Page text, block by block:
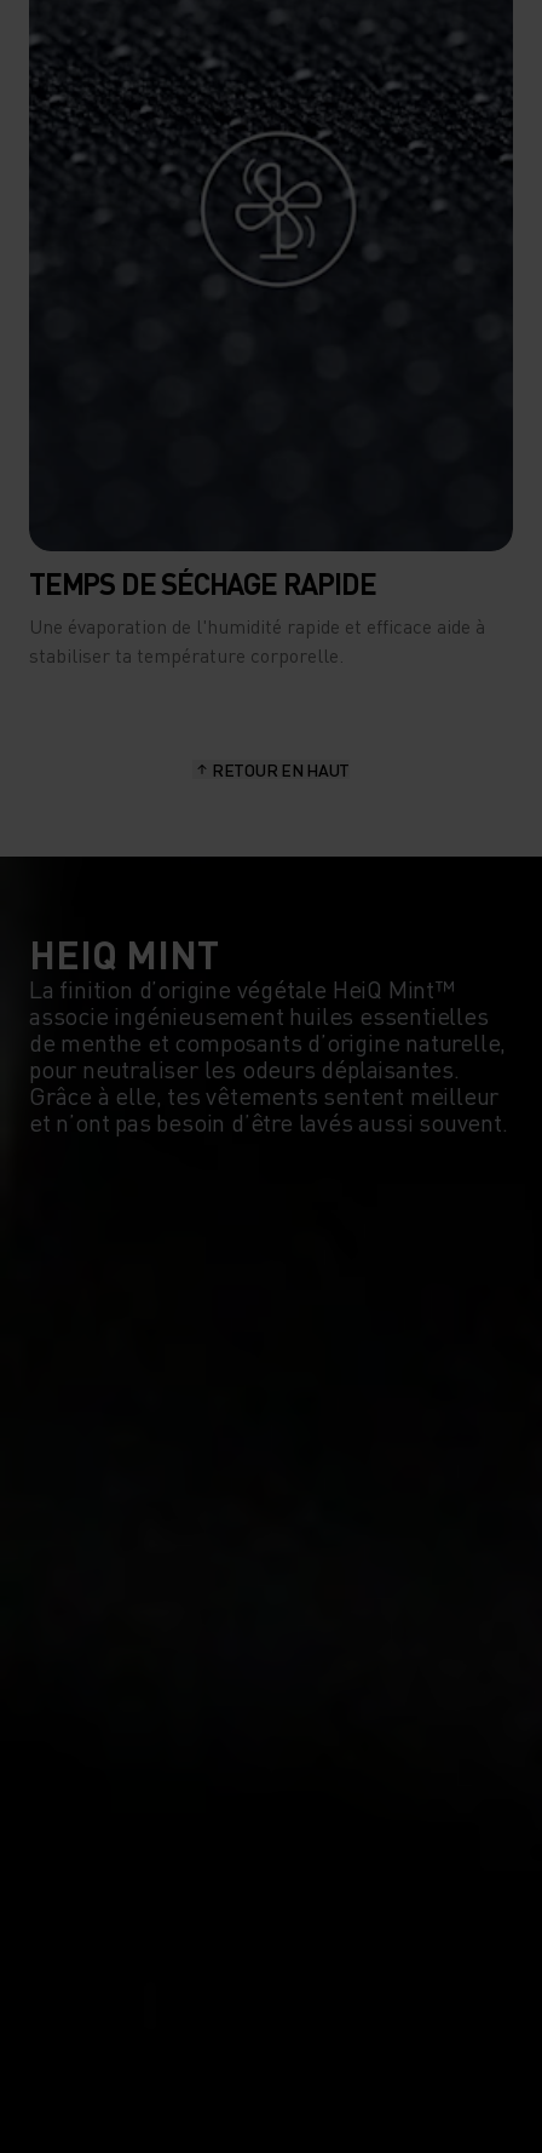
TEMPS DE SÉCHAGE RAPIDE
Une évaporation de l'humidité rapide et efficace aide à
stabiliser ta température corporelle.
RETOUR EN HAUT
HEIQ MINT
La finition d’origine végétale HeiQ Mint™
associe ingénieusement huiles essentielles
de menthe et composants d’origine naturelle,
pour neutraliser les odeurs déplaisantes.
Grâce à elle, tes vêtements sentent meilleur
et n’ont pas besoin d’être lavés aussi souvent.